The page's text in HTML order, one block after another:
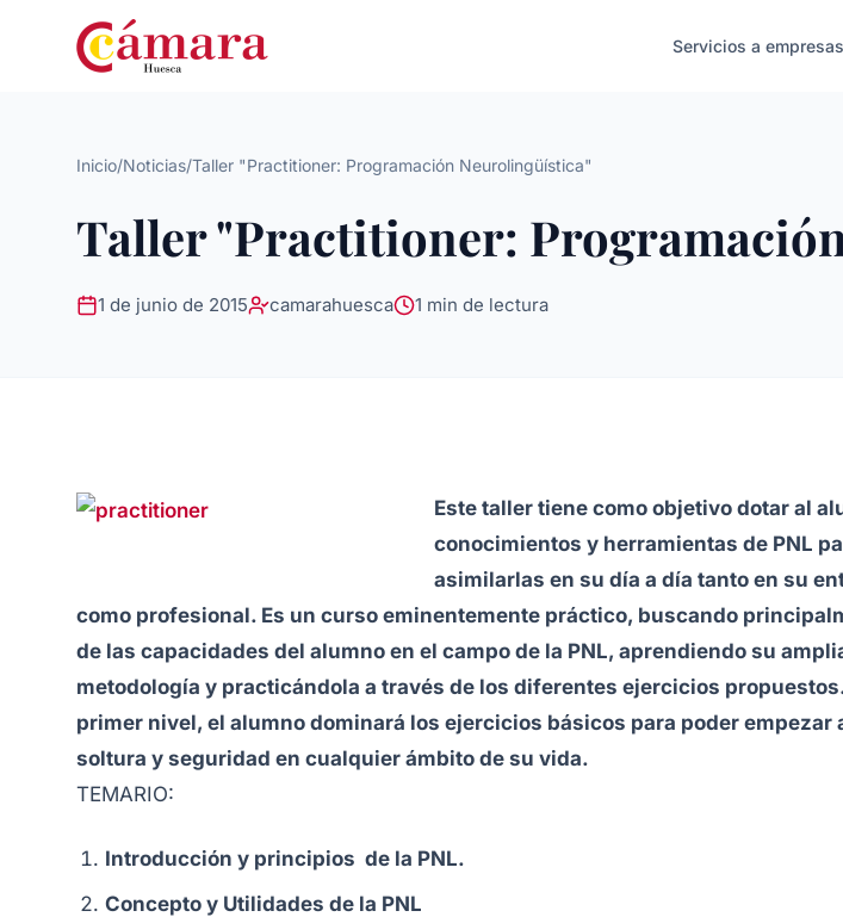
Servicios a empresas
Inicio/Noticias/Taller "Practitioner: Programación Neurolingüística"
Taller "Practitioner:
1 de junio de 2015 camarahuesca 1 min de lectura
Este taller tiene como objetivo dotar al
conocimientos y herramientas de PNL
asimilarlas en su día a día tanto en su
como profesional. Es un curso eminentemente práctico, buscando
de las capacidades del alumno en el campo de la PNL, aprendiendo su
metodología y practicándola a través de los diferentes ejercicios
primer nivel, el alumno dominará los ejercicios básicos para poder empezar
soltura y seguridad en cualquier ámbito de su vida.
TEMARIO:
Introducción y principios de la PNL.
Concepto y Utilidades de la PNL